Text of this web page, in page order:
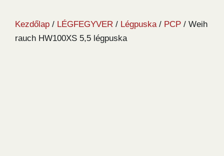
Kezdőlap / LÉGFEGYVER / Légpuska / PCP / Weih
rauch HW100XS 5,5 légpuska